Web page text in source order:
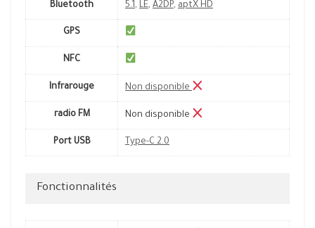
Bluetooth 5.1, LE, A2DP, aptX HD
GPS
NFC
Infrarouge Non disponible
radio FM Non disponible
Port USB Type-C 2.0
Fonctionnalités